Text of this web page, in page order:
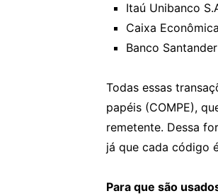
Itaú Unibanco
Caixa
Banco
Todas essas
papéis (COMPE),
remetente. Dessa
já que cada código
Para que são